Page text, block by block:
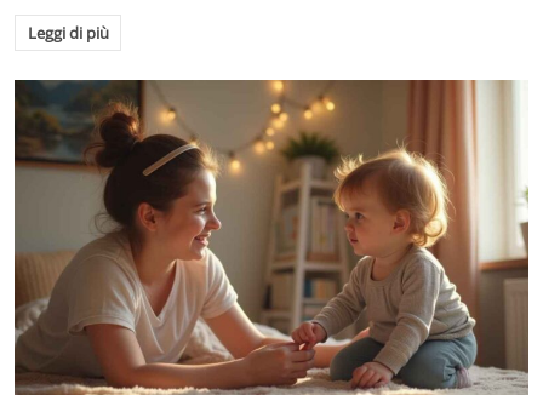
Leggi di più